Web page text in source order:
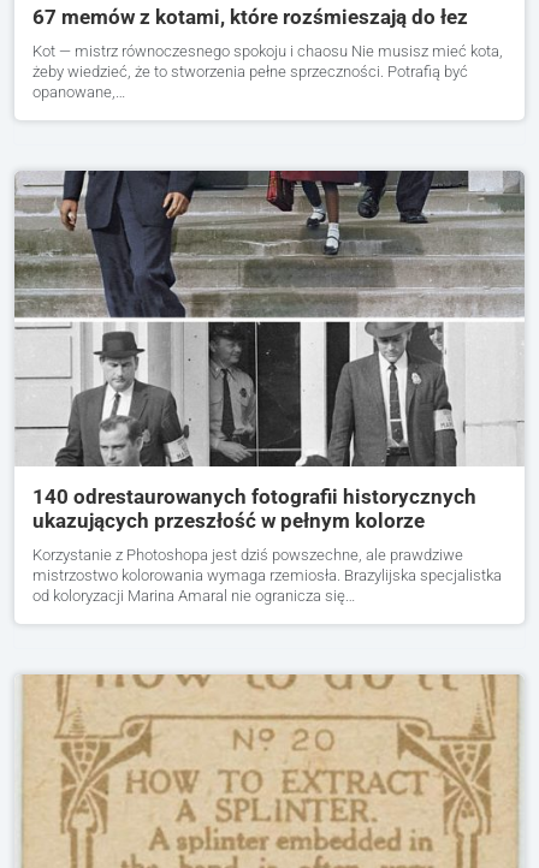
67 memów z kotami, które rozśmieszają do łez
Kot — mistrz równoczesnego spokoju i chaosu Nie musisz mieć kota,
żeby wiedzieć, że to stworzenia pełne sprzeczności. Potrafią być
opanowane,…
140 odrestaurowanych fotografii historycznych
ukazujących przeszłość w pełnym kolorze
Korzystanie z Photoshopa jest dziś powszechne, ale prawdziwe
mistrzostwo kolorowania wymaga rzemiosła. Brazylijska specjalistka
od koloryzacji Marina Amaral nie ogranicza się…